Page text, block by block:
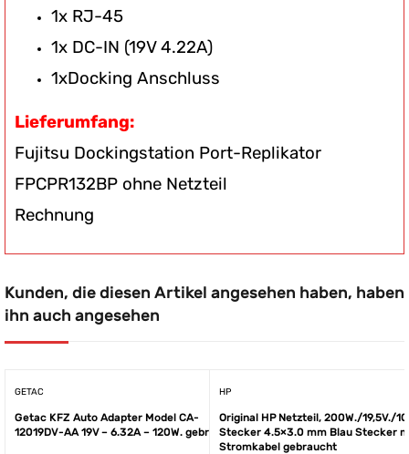
1x RJ-45
1x DC-IN (19V 4.22A)
1xDocking Anschluss
Lieferumfang:
Fujitsu Dockingstation Port-Replikator
FPCPR132BP ohne Netzteil
Rechnung
Kunden, die diesen Artikel angesehen haben, haben
ihn auch angesehen
GETAC
Getac KFZ Auto Adapter Model CA-
12019DV-AA 19V – 6.32A – 120W. gebraucht
HP
Original HP Netzteil, 200W./19,5V./
Stecker 4.5×3.0 mm Blau Stecker
Stromkabel gebraucht